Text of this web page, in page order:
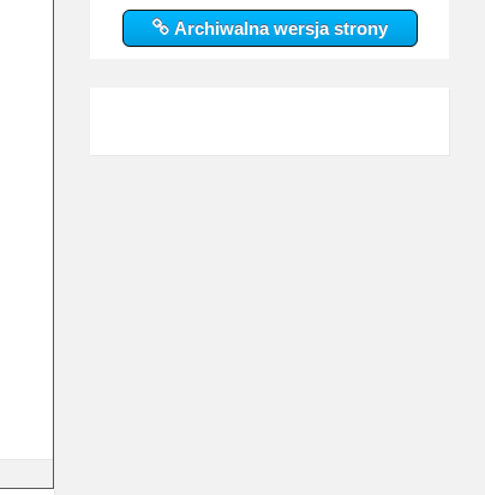
Archiwalna wersja strony